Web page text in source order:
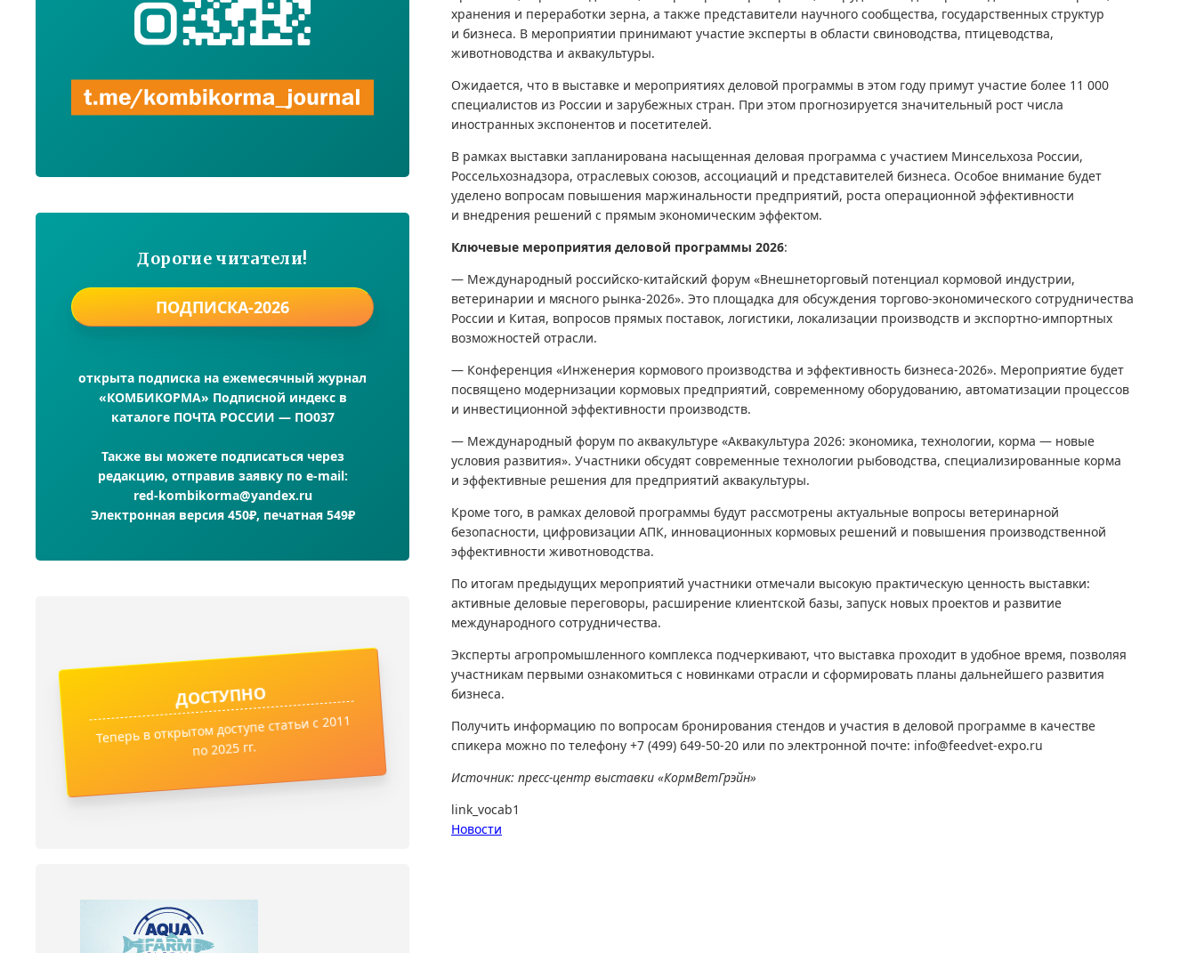
хранения и переработки зерна, а также представители научного сообщества, государственных структур
и бизнеса. В мероприятии принимают участие эксперты в области свиноводства, птицеводства,
животноводства и аквакультуры.
Ожидается, что в выставке и мероприятиях деловой программы в этом году примут участие более 11 000
специалистов из России и зарубежных стран. При этом прогнозируется значительный рост числа
иностранных экспонентов и посетителей.
В рамках выставки запланирована насыщенная деловая программа с участием Минсельхоза России,
Россельхознадзора, отраслевых союзов, ассоциаций и представителей бизнеса. Особое внимание будет
уделено вопросам повышения маржинальности предприятий, роста операционной эффективности
и внедрения решений с прямым экономическим эффектом.
Ключевые мероприятия деловой программы 2026:
— Международный российско-китайский форум «Внешнеторговый потенциал кормовой индустрии,
ветеринарии и мясного рынка-2026». Это площадка для обсуждения торгово-экономического сотрудничества
России и Китая, вопросов прямых поставок, логистики, локализации производств и экспортно-импортных
возможностей отрасли.
— Конференция «Инженерия кормового производства и эффективность бизнеса-2026». Мероприятие будет
посвящено модернизации кормовых предприятий, современному оборудованию, автоматизации процессов
и инвестиционной эффективности производств.
— Международный форум по аквакультуре «Аквакультура 2026: экономика, технологии, корма — новые
условия развития». Участники обсудят современные технологии рыбоводства, специализированные корма
и эффективные решения для предприятий аквакультуры.
Кроме того, в рамках деловой программы будут рассмотрены актуальные вопросы ветеринарной
безопасности, цифровизации АПК, инновационных кормовых решений и повышения производственной
эффективности животноводства.
По итогам предыдущих мероприятий участники отмечали высокую практическую ценность выставки:
активные деловые переговоры, расширение клиентской базы, запуск новых проектов и развитие
международного сотрудничества.
Эксперты агропромышленного комплекса подчеркивают, что выставка проходит в удобное время, позволяя
участникам первыми ознакомиться с новинками отрасли и сформировать планы дальнейшего развития
бизнеса.
Получить информацию по вопросам бронирования стендов и участия в деловой программе в качестве
спикера можно по телефону +7 (499) 649-50-20 или по электронной почте: info@feedvet-expo.ru
Источник: пресс-центр выставки «КормВетГрэйн»
link_vocab1
Новости
Дорогие читатели!
ПОДПИСКА-2026
открыта подписка на ежемесячный журнал
«КОМБИКОРМА» Подписной индекс в
каталоге ПОЧТА РОССИИ — ПО037
Также вы можете подписаться через
редакцию, отправив заявку по e-mail:
red-kombikorma@yandex.ru
Электронная версия 450₽, печатная 549₽
ДОСТУПНО
Теперь в открытом доступе статьи с 2011
по 2025 гг.